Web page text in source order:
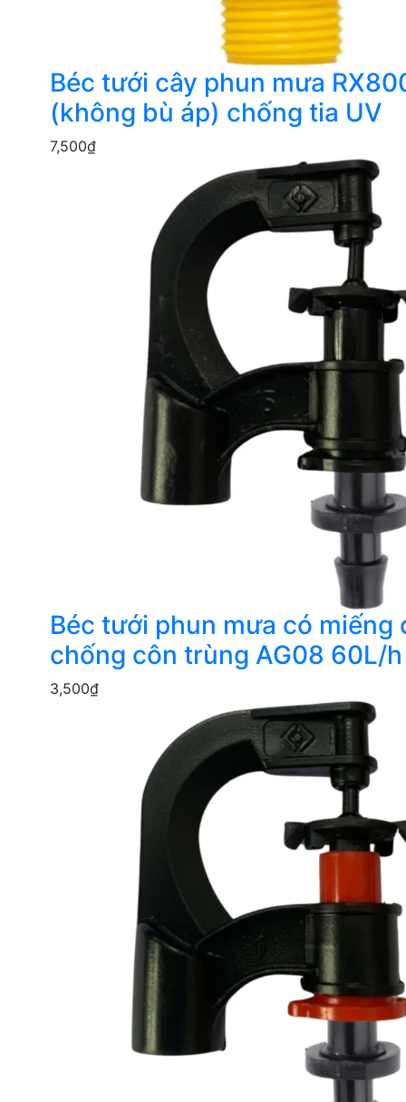
Béc tưới cây phun mưa
(không bù áp) chống tia UV
7,500₫
Béc tưới phun mưa có miếng
chống côn trùng AG08 60L/h
3,500₫